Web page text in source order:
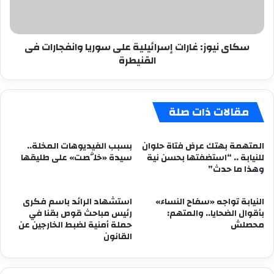
القنيطرة
سكاى نيوز: غارات إسرائيلية على سوريا وانفجارات فى
القنيطرة
مقالات ذات صلة
المتهمة بهتك عرض فتاة حلوان
للنيابة .. “استضفتها بحسن نية
وهذا ما حدث”
بسبب الفيديوهات المخلة..
سيدة «خلَّصت» على طليقها
النيابة تواجه «سفاح النساء»
بأقوال الضحايا.. والمتهم:
محصلش
استشهاد الرائد باسم فكرى
رئيس مباحث قوص بقنا في
حملة أمنية لضبط الخارجين عن
القانون